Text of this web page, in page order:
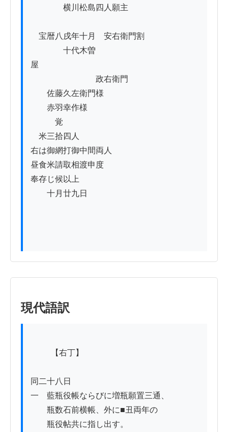
横川松島四人願主
宝暦八戌年十月　安右衛門割
十代木曽
屋
政右衛門
佐藤久左衛門様
赤羽幸作様
覚
米三拾四人
右は御網打御中間両人
昼食米請取相渡申度
奉存じ候以上
十月廿九日
現代語訳
同二十八日
一　藍瓶役帳ならびに増瓶願置三通、
瓶数石前横帳、外に■丑両年の
瓶役帖共に指し出す。